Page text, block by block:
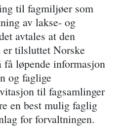
til fagmiljøer som
av lakse- og
avtales at den
er tilsluttet Norske
løpende informasjon
og faglige
til fagsamlinger
en best mulig faglig
for forvaltningen.